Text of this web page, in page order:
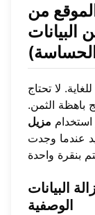
من
البيانات
الحساسة)
لا تحتاج
باهظة الثمن.
عندما وجدت
البيانات
الوصفية